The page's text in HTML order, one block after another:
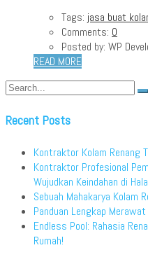
Tags: jasa buat
Comments: 0
Posted by: WP
READ MORE
Recent Posts
Kontraktor Kolam Renang
Kontraktor Profesional
Wujudkan Keindahan di
Sebuah Mahakarya Kolam
Panduan Lengkap
Endless Pool: Rahasia
Rumah!